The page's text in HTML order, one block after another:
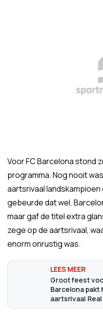
Voor FC Barcelona stond
programma. Nog nooit
aartsrivaal
gebeurde dat wel.
maar gaf de titel extra
zege op de aartsrivaal,
enorm onrustig was.
Groot feest
Barcelona
aartsrivaal